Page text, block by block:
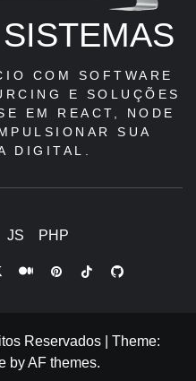
COM SOFTWARE
E SOLUÇÕES
EM REACT, NODE
SUA
DIGITAL.
JS PHP
PinterestTiktokGithub
Reservados
Theme:
byAF themes.